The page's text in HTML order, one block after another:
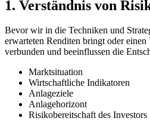
1. Verständnis von
Bevor wir in die Techniken und
erwarteten Renditen bringt oder
verbunden und beeinflussen die
Marktsituation
Wirtschaftliche Indikatoren
Anlageziele
Anlagehorizont
Risikobereitschaft des Investors